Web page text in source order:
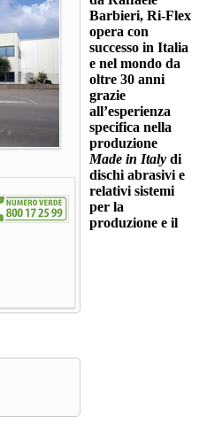
Barbieri, Ri-Flex
opera con
successo in Italia
e nel mondo da
oltre 30 anni
grazie
all’esperienza
specifica nella
produzione
Made in Italy di
dischi abrasivi e
relativi sistemi
per la
produzione e il